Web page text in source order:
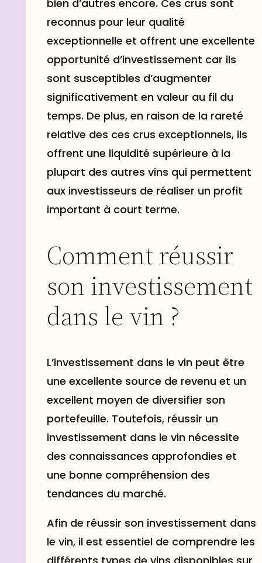
bien d’autres encore. Ces crus sont
reconnus pour leur qualité
exceptionnelle et offrent une excellente
opportunité d’investissement car ils
sont susceptibles d’augmenter
significativement en valeur au fil du
temps. De plus, en raison de la rareté
relative des ces crus exceptionnels, ils
offrent une liquidité supérieure à la
plupart des autres vins qui permettent
aux investisseurs de réaliser un profit
important à court terme.
Comment réussir
son investissement
dans le vin ?
L’investissement dans le vin peut être
une excellente source de revenu et un
excellent moyen de diversifier son
portefeuille. Toutefois, réussir un
investissement dans le vin nécessite
des connaissances approfondies et
une bonne compréhension des
tendances du marché.
Afin de réussir son investissement dans
le vin, il est essentiel de comprendre les